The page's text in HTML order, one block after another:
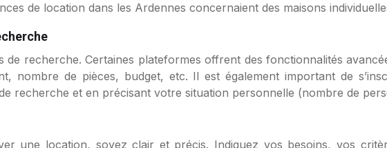
de location dans les Ardennes concernaient des maisons
recherche. Certaines plateformes offrent des fonctionnalités
nombre de pièces, budget, etc. Il est également important de
recherche et en précisant votre situation personnelle (nombre de
une location, soyez clair et précis. Indiquez vos besoins, vos